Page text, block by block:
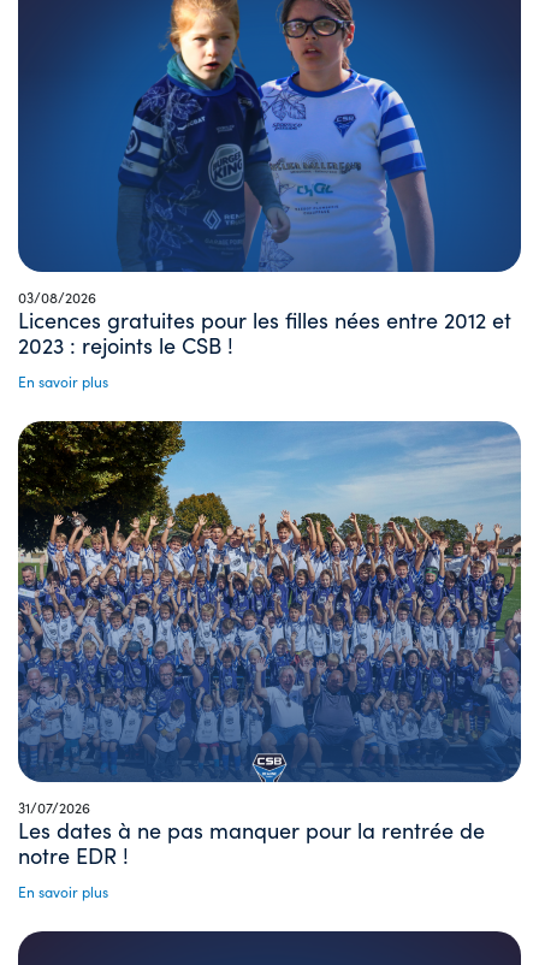
03/08/2026
Licences gratuites pour les filles nées entre 2012 et
2023 : rejoints le CSB !
En savoir plus
31/07/2026
Les dates à ne pas manquer pour la rentrée de
notre EDR !
En savoir plus